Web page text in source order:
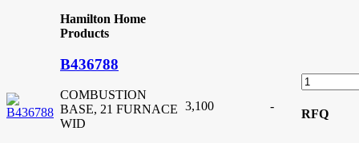
Hamilton Home
Products
B436788
COMBUSTION
BASE, 21 FURNACE
WID
3,100 -
RFQ